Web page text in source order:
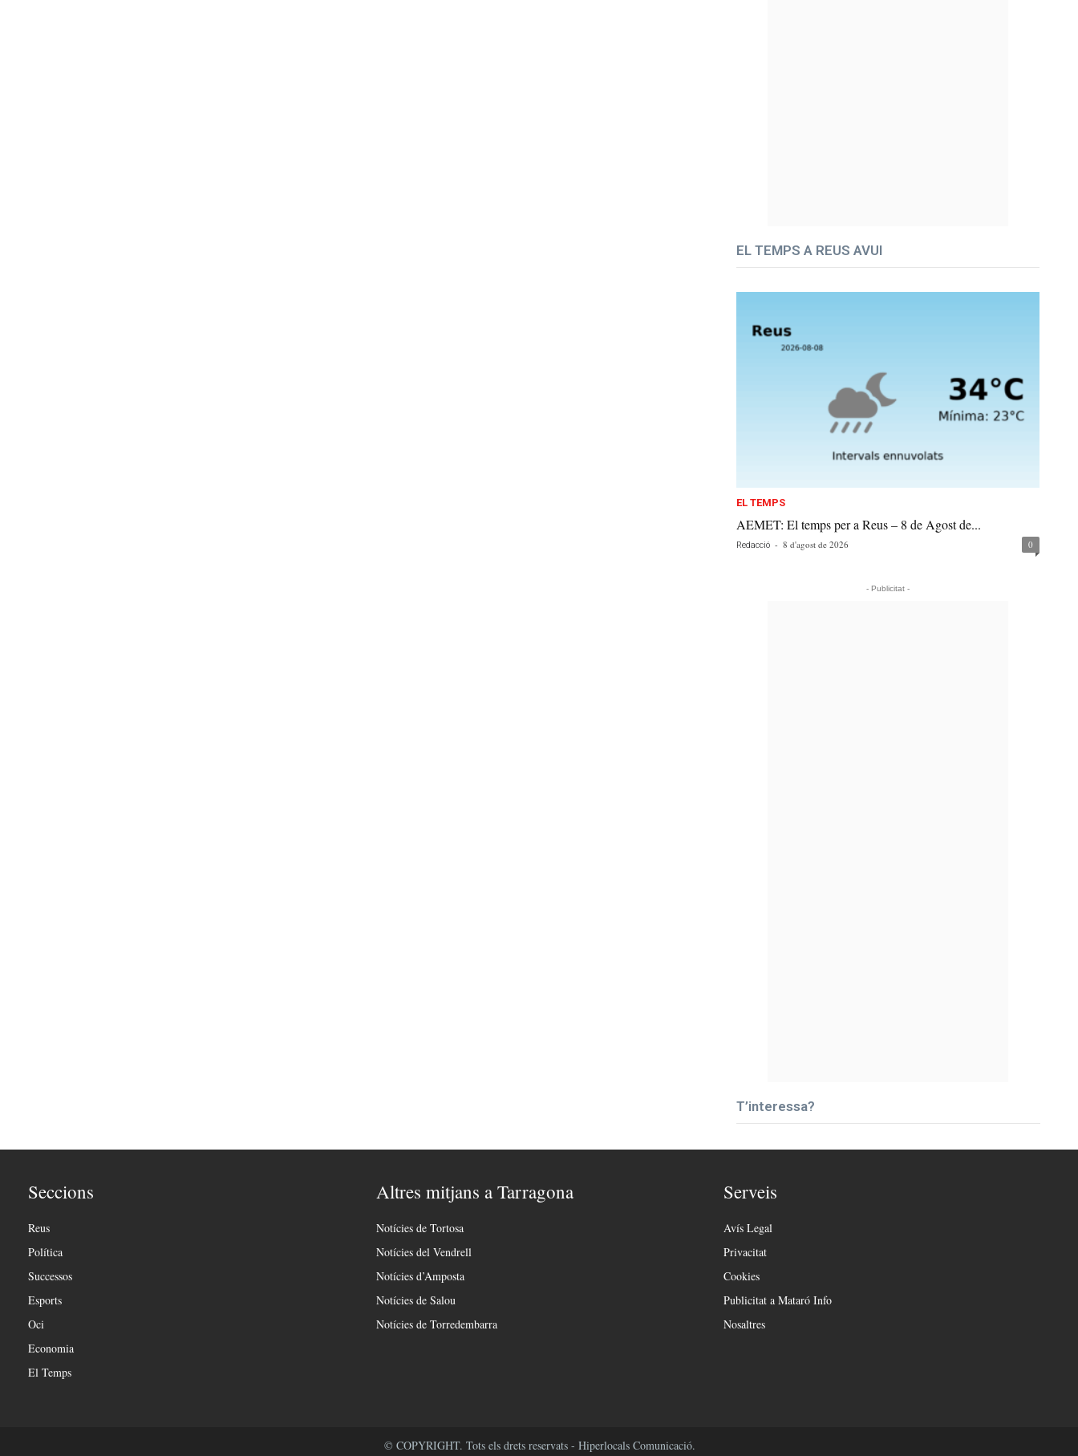
EL TEMPS A REUS AVUI
EL TEMPS
AEMET: El temps per a Reus – 8 de Agost de...
Redacció - 8 d'agost de 2026 0
- Publicitat -
T’interessa?
Seccions
Reus
Política
Successos
Esports
Oci
Economia
El Temps
Altres mitjans a Tarragona
Notícies de Tortosa
Notícies del Vendrell
Notícies d’Amposta
Notícies de Salou
Notícies de Torredembarra
Serveis
Avís Legal
Privacitat
Cookies
Publicitat a Mataró Info
Nosaltres
© COPYRIGHT. Tots els drets reservats - Hiperlocals Comunicació.